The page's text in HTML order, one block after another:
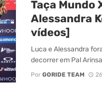
Taça Mundo
Alessandra
vídeos]
Luca e Alessandra
decorrer em Pal
Por GORIDE TEAM